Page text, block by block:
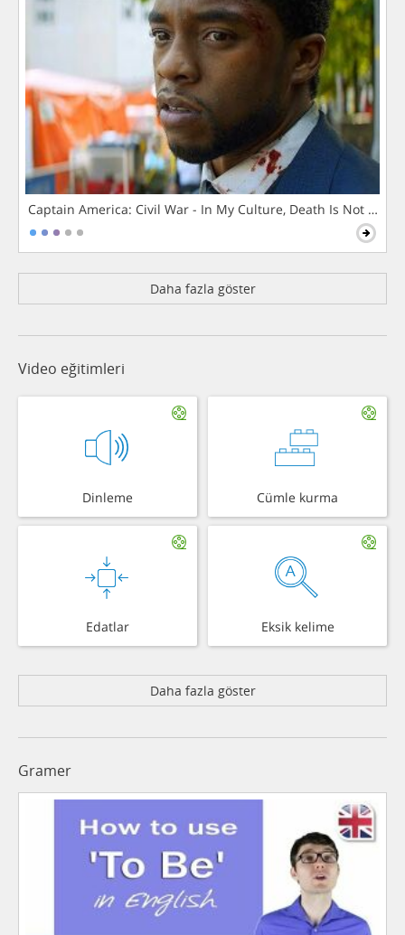
Captain America: Civil War - In My Culture, Death Is Not The
Daha fazla göster
Video eğitimleri
Dinleme Cümle kurma
Edatlar Eksik kelime
Daha fazla göster
Gramer